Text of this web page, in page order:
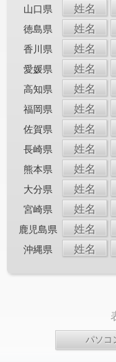
山口県 姓名
徳島県 姓名
香川県 姓名
愛媛県 姓名
高知県 姓名
福岡県 姓名
佐賀県 姓名
長崎県 姓名
熊本県 姓名
大分県 姓名
宮崎県 姓名
鹿児島県 姓名
沖縄県 姓名